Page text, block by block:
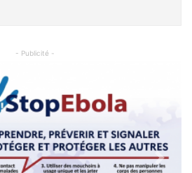
- Publicité -
Next